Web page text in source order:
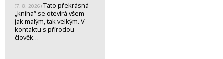
(7. 8. 2026) Tato překrásná
„kniha“ se otevírá všem –
jak malým, tak velkým. V
kontaktu s přírodou
člověk…